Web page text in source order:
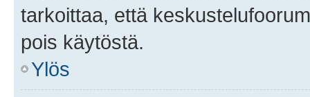
tarkoittaa, että
pois käytöstä.
Ylös